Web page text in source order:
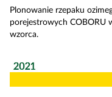
Plonowanie rzepaku
porejestrowych COBORU
wzorca.